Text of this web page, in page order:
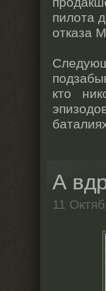
пилота
отказа
кто
А
11